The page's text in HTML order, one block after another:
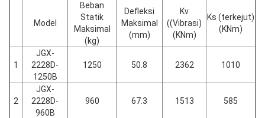
Model
Beban
Statik
Maksimal
(kg)
Defleksi
Maksimal
(mm)
Kv
((Vibrasi)
(KNm)
Ks (terkejut)
(KNm)
1
JGX-
2228D-
1250B
1250 50.8 2362 1010
2
JGX-
2228D-
960B
960 67.3 1513 585